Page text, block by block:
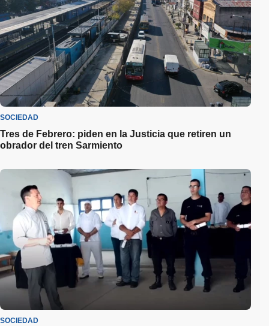
SOCIEDAD
Tres de Febrero: piden en la Justicia que retiren un
obrador del tren Sarmiento
SOCIEDAD